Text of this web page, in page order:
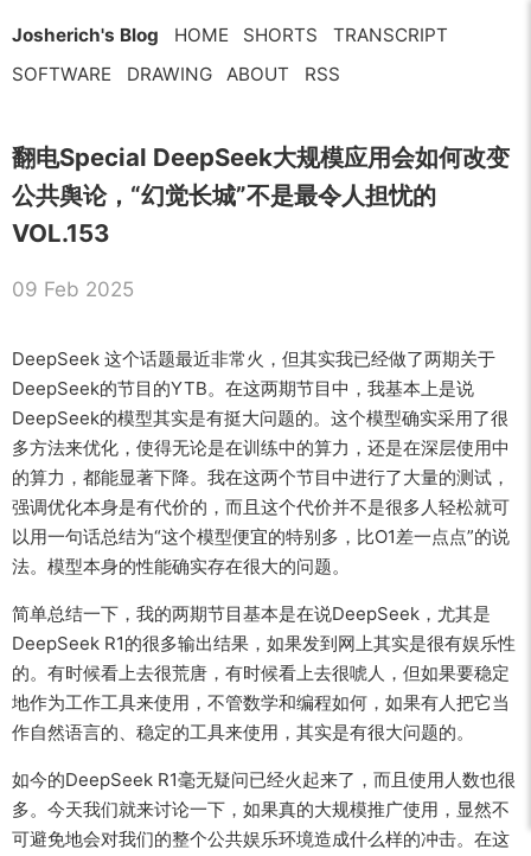
Josherich's Blog HOME SHORTS
TRANSCRIPT
SOFTWARE
DRAWING ABOUT RSS
翻电Special DeepSeek大规模应用会如何改变
公共舆论，“幻觉长城”不是最令人担忧的
VOL.153
09 Feb 2025
DeepSeek 这个话题最近非常火，但其实我已经做了两期关于
DeepSeek的节目的YTB。在这两期节目中，我基本上是说
DeepSeek的模型其实是有挺大问题的。这个模型确实采用了很
多方法来优化，使得无论是在训练中的算力，还是在深层使用中
的算力，都能显著下降。我在这两个节目中进行了大量的测试，
强调优化本身是有代价的，而且这个代价并不是很多人轻松就可
以用一句话总结为“这个模型便宜的特别多，比O1差一点点”的说
法。模型本身的性能确实存在很大的问题。
简单总结一下，我的两期节目基本是在说DeepSeek，尤其是
DeepSeek R1的很多输出结果，如果发到网上其实是很有娱乐性
的。有时候看上去很荒唐，有时候看上去很唬人，但如果要稳定
地作为工作工具来使用，不管数学和编程如何，如果有人把它当
作自然语言的、稳定的工具来使用，其实是有很大问题的。
如今的DeepSeek R1毫无疑问已经火起来了，而且使用人数也很
多。今天我们就来讨论一下，如果真的大规模推广使用，显然不
可避免地会对我们的整个公共娱乐环境造成什么样的冲击。在这